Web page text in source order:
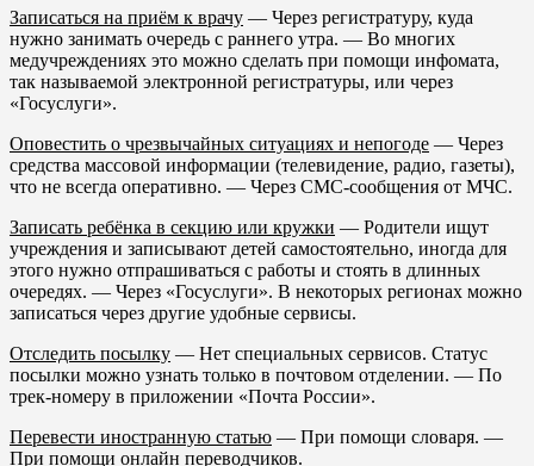
Записаться на приём к врачу — Через регистратуру, куда
нужно занимать очередь с раннего утра. — Во многих
медучреждениях это можно сделать при помощи инфомата,
так называемой электронной регистратуры, или через
«Госуслуги».
Оповестить о чрезвычайных ситуациях и непогоде — Через
средства массовой информации (телевидение, радио, газеты),
что не всегда оперативно. — Через СМС-сообщения от МЧС.
Записать ребёнка в секцию или кружки — Родители ищут
учреждения и записывают детей самостоятельно, иногда для
этого нужно отпрашиваться с работы и стоять в длинных
очередях. — Через «Госуслуги». В некоторых регионах можно
записаться через другие удобные сервисы.
Отследить посылку — Нет специальных сервисов. Статус
посылки можно узнать только в почтовом отделении. — По
трек-номеру в приложении «Почта России».
Перевести иностранную статью — При помощи словаря. —
При помощи онлайн переводчиков.